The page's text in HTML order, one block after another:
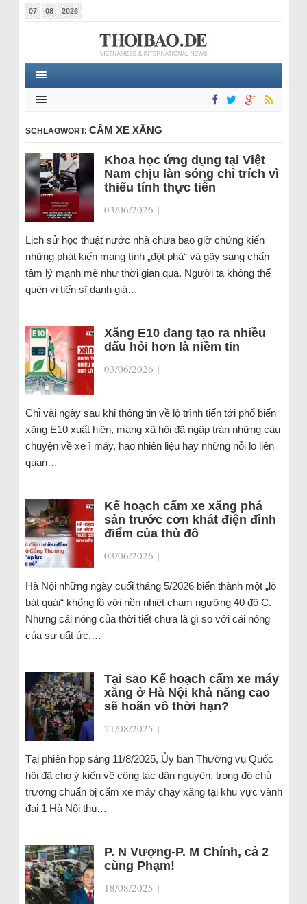
07 08 2026
SCHLAGWORT: CẤM XE XĂNG
Khoa học ứng dụng tại Việt
Nam chịu làn sóng chỉ trích vì
thiếu tính thực tiễn
03/06/2026 |
Lịch sử học thuật nước nhà chưa bao giờ chứng kiến
những phát kiến mang tính „đột phá“ và gây sang chấn
tâm lý mạnh mẽ như thời gian qua. Người ta không thể
quên vị tiến sĩ danh giá…
Xăng E10 đang tạo ra nhiều
dấu hỏi hơn là niềm tin
03/06/2026 |
Chỉ vài ngày sau khi thông tin về lộ trình tiến tới phổ biến
xăng E10 xuất hiện, mạng xã hội đã ngập tràn những câu
chuyện về xe ì máy, hao nhiên liệu hay những nỗi lo liên
quan…
Kế hoạch cấm xe xăng phá
sản trước cơn khát điện đỉnh
điểm của thủ đô
03/06/2026 |
Hà Nội những ngày cuối tháng 5/2026 biến thành một „lò
bát quái“ khổng lồ với nền nhiệt chạm ngưỡng 40 độ C.
Nhưng cái nóng của thời tiết chưa là gì so với cái nóng
của sự uất ức.…
Tại sao Kế hoạch cấm xe máy
xăng ở Hà Nội khả năng cao
sẽ hoãn vô thời hạn?
21/08/2025 |
Tại phiên họp sáng 11/8/2025, Ủy ban Thường vụ Quốc
hội đã cho ý kiến về công tác dân nguyện, trong đó chủ
trương chuẩn bị cấm xe máy chạy xăng tại khu vực vành
đai 1 Hà Nội thu…
P. N Vượng-P. M Chính, cả 2
cùng Phạm!
18/08/2025 |